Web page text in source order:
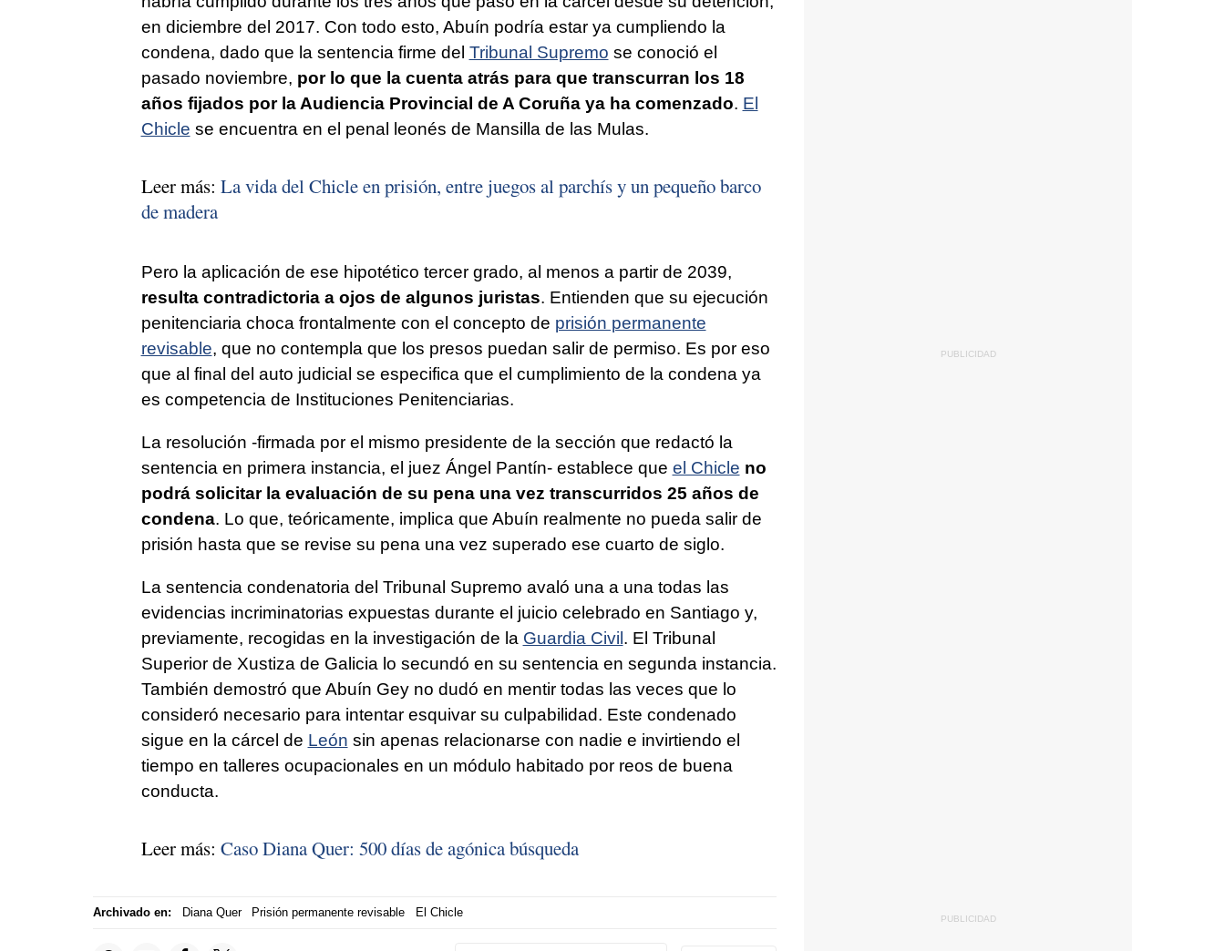
en diciembre del 2017. Con todo esto, Abuín podría estar ya cumpliendo la
condena, dado que la sentencia firme del Tribunal Supremo se conoció el
pasado noviembre, por lo que la cuenta atrás para que transcurran los 18
años fijados por la Audiencia Provincial de A Coruña ya ha comenzado. El
Chicle se encuentra en el penal leonés de Mansilla de las Mulas.
Leer más: La vida del Chicle en prisión, entre juegos al parchís y un pequeño barco
de madera
Pero la aplicación de ese hipotético tercer grado, al menos a partir de 2039,
resulta contradictoria a ojos de algunos juristas. Entienden que su ejecución
penitenciaria choca frontalmente con el concepto de prisión permanente
revisable, que no contempla que los presos puedan salir de permiso. Es por eso
que al final del auto judicial se especifica que el cumplimiento de la condena ya
es competencia de Instituciones Penitenciarias.
La resolución -firmada por el mismo presidente de la sección que redactó la
sentencia en primera instancia, el juez Ángel Pantín- establece que el Chicle no
podrá solicitar la evaluación de su pena una vez transcurridos 25 años de
condena. Lo que, teóricamente, implica que Abuín realmente no pueda salir de
prisión hasta que se revise su pena una vez superado ese cuarto de siglo.
La sentencia condenatoria del Tribunal Supremo avaló una a una todas las
evidencias incriminatorias expuestas durante el juicio celebrado en Santiago y,
previamente, recogidas en la investigación de la Guardia Civil. El Tribunal
Superior de Xustiza de Galicia lo secundó en su sentencia en segunda instancia.
También demostró que Abuín Gey no dudó en mentir todas las veces que lo
consideró necesario para intentar esquivar su culpabilidad. Este condenado
sigue en la cárcel de León sin apenas relacionarse con nadie e invirtiendo el
tiempo en talleres ocupacionales en un módulo habitado por reos de buena
conducta.
Leer más: Caso Diana Quer: 500 días de agónica búsqueda
Archivado en: Diana Quer Prisión permanente revisable El Chicle